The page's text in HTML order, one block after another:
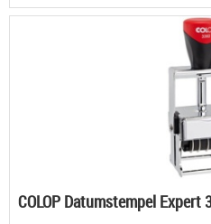
COLOP Datumstempel